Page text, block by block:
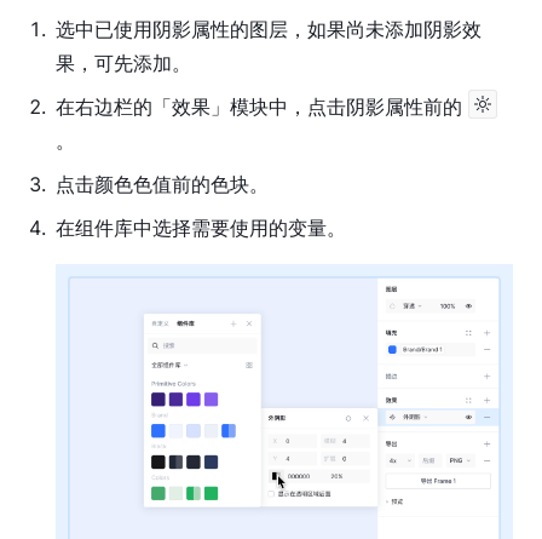
功
能
发
式
协
工
1 . 选中已使用阴影属性的图层，如果尚未添加阴影效
果，可先添加。
2. 在右边栏的「效果」模块中，点击阴影属性前的
。
3. 点击颜色色值前的色块。
4. 在组件库中选择需要使用的变量。